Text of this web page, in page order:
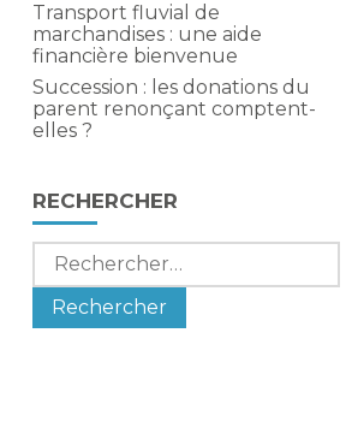
Transport fluvial de
marchandises : une aide
financière bienvenue
Succession : les donations du
parent renonçant comptent-
elles ?
RECHERCHER
Rechercher :